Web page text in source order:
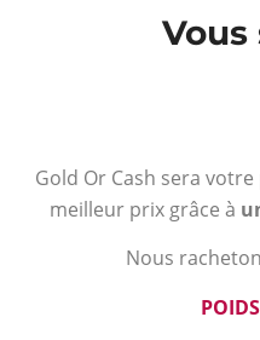
Gold Or Cash sera
meilleur prix grâce à
Nous